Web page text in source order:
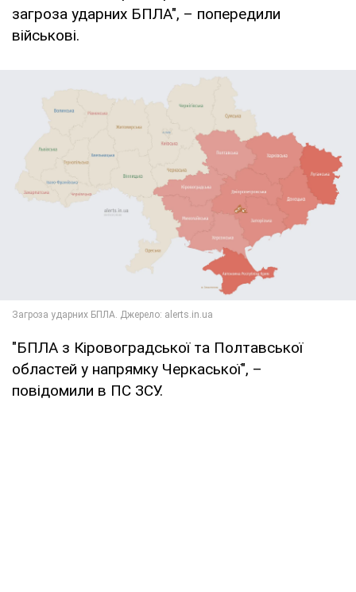
загроза ударних БПЛА", – попередили
військові.
"БПЛА з Кіровоградської та Полтавської
областей у напрямку Черкаської", –
повідомили в ПС ЗСУ.